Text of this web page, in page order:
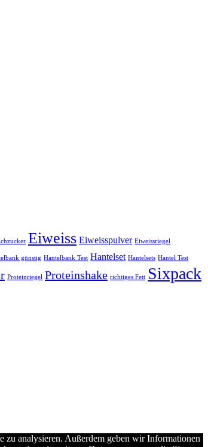
Eiweiss Eiweisspulver Eiweissriegel
günstig Hantelbank Test Hantelset Hantelsets Hantel Test
Proteinriegel Proteinshake richtiges Fett Sixpack
zu analysieren. Außerdem geben wir Informationen